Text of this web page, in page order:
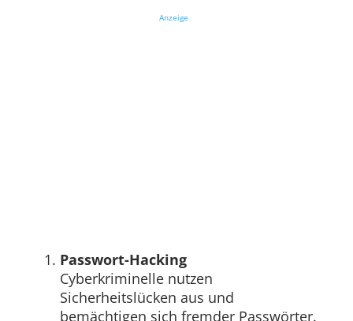
Anzeige
Passwort-Hacking
Cyberkriminelle nutzen
Sicherheitslücken aus und
bemächtigen sich fremder Passwörter.